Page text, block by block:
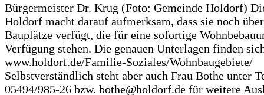
Bürgermeister Dr. Krug (Foto: Gemeinde Holdorf)
Holdorf macht darauf aufmerksam, dass sie noch
Bauplätze verfügt, die für eine sofortige
Verfügung stehen. Die genauen Unterlagen finden
www.holdorf.de/Familie-Soziales/Wohnbaugebiete/
Selbstverständlich steht aber auch Frau Bothe unter
05494/985-26 bzw. bothe@holdorf.de für weitere